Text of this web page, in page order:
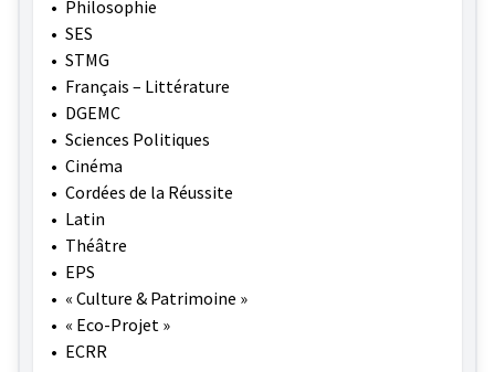
• Philosophie
• SES
• STMG
• Français – Littérature
• DGEMC
• Sciences Politiques
• Cinéma
• Cordées de la Réussite
• Latin
• Théâtre
• EPS
• « Culture & Patrimoine »
• « Eco-Projet »
• ECRR